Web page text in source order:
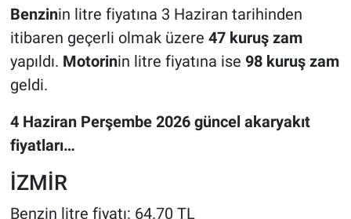
Benzinin litre fiyatına 3 Haziran tarihinden
itibaren geçerli olmak üzere 47 kuruş zam
yapıldı. Motorinin litre fiyatına ise 98 kuruş zam
geldi.
4 Haziran Perşembe 2026 güncel akaryakıt
fiyatları…
İZMİR
Benzin litre fiyatı: 64.70 TL